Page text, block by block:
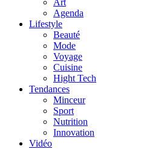
Agenda
Lifestyle
Beauté
Mode
Voyage
Cuisine
Hight Tech
Tendances
Minceur
Sport
Nutrition
Innovation
Vidéo